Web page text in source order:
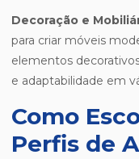
Decoração e
para criar móveis
elementos
e adaptabilidade em
Como
Perfis de